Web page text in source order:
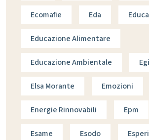
Ecomafie Eda
Educazione Alimentare
Educazione Ambientale
Elsa Morante Emozioni
Energie Rinnovabili Epm
Esame Esodo